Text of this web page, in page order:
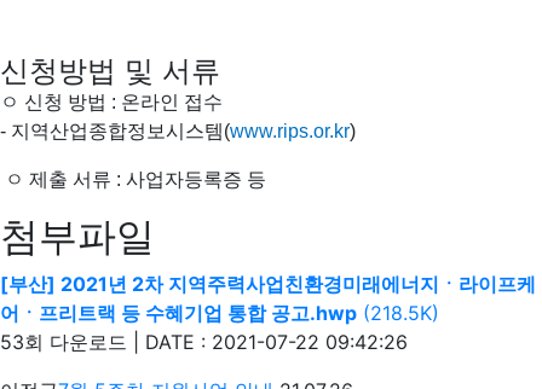
신청방법 및 서류
ㅇ 신청 방법 : 온라인 접수
- 지역산업종합정보시스템(www.rips.or.kr)
ㅇ 제출 서류 : 사업자등록증 등
첨부파일
[부산] 2021년 2차 지역주력사업친환경미래에너지ㆍ라이프케
어ㆍ프리트랙 등 수혜기업 통합 공고.hwp (218.5K)
53회 다운로드 | DATE : 2021-07-22 09:42:26